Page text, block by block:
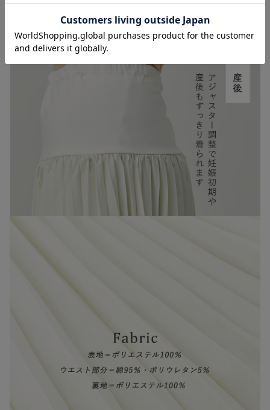
お気に入り商品を確認する